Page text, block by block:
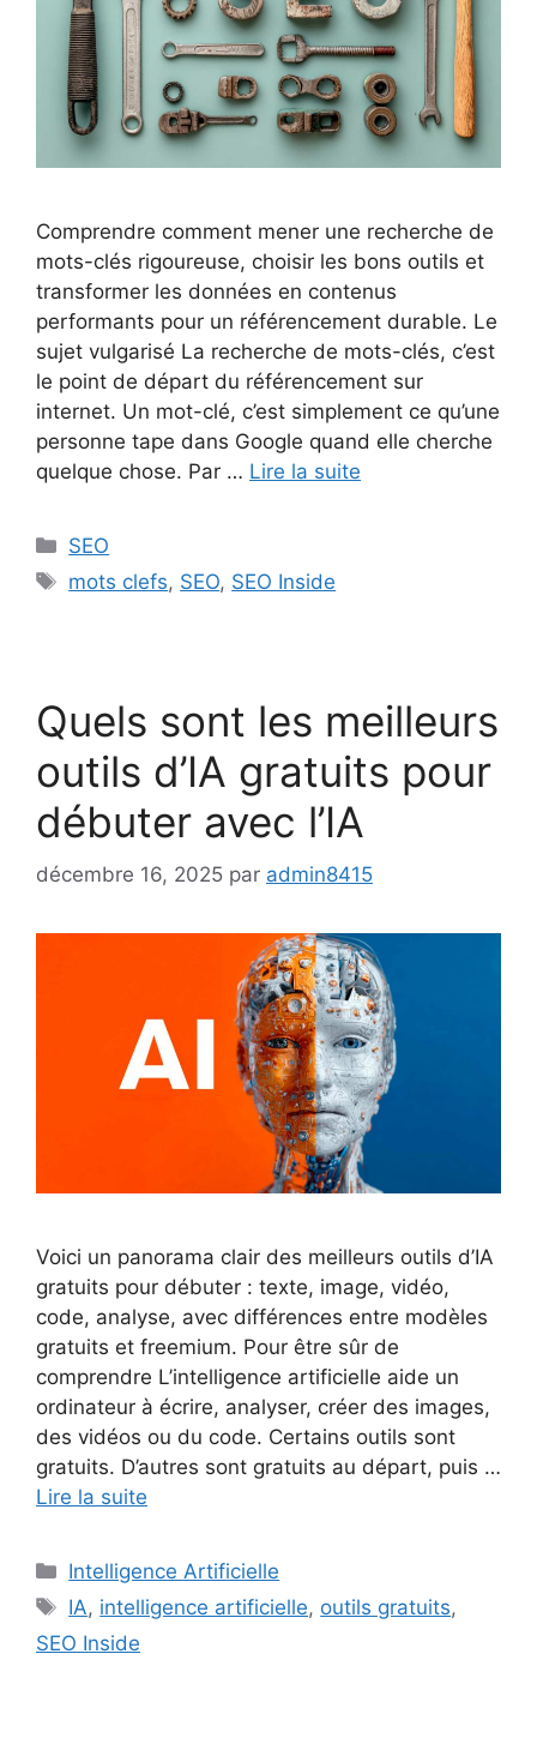
Comprendre comment mener une recherche de
mots-clés rigoureuse, choisir les bons outils et
transformer les données en contenus
performants pour un référencement durable. Le
sujet vulgarisé La recherche de mots-clés, c’est
le point de départ du référencement sur
internet. Un mot-clé, c’est simplement ce qu’une
personne tape dans Google quand elle cherche
quelque chose. Par … Lire la suite
Catégories
SEO
Étiquettes
mots clefs, SEO, SEO Inside
Quels sont les meilleurs
outils d’IA gratuits pour
débuter avec l’IA
décembre 16, 2025 par admin8415
Voici un panorama clair des meilleurs outils d’IA
gratuits pour débuter : texte, image, vidéo,
code, analyse, avec différences entre modèles
gratuits et freemium. Pour être sûr de
comprendre L’intelligence artificielle aide un
ordinateur à écrire, analyser, créer des images,
des vidéos ou du code. Certains outils sont
gratuits. D’autres sont gratuits au départ, puis …
Lire la suite
Catégories
Intelligence Artificielle
Étiquettes
IA, intelligence artificielle, outils gratuits,
SEO Inside